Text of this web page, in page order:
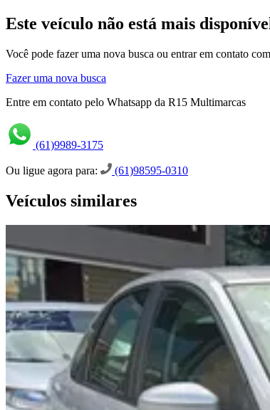
Este veículo não está mais
Você pode fazer uma nova busca ou entrar em contato
Fazer uma nova busca
Entre em contato pelo Whatsapp da R15 Multimarcas
(61)9989-3175
Ou ligue agora para: (61)98595-0310
Veículos similares